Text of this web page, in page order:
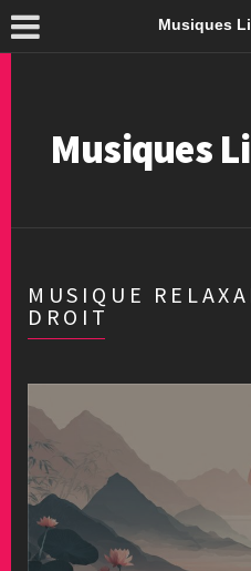
Musiques
Musiques
MUSIQUE
DROIT